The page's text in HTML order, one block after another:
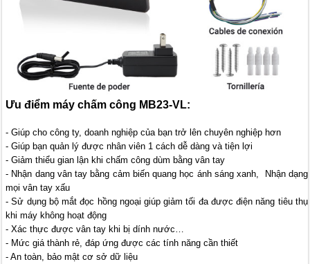
Ưu điểm máy chấm công MB23-VL:
- Giúp cho công ty, doanh nghiệp của bạn trở lên chuyên nghiệp hơn
- Giúp bạn quản lý được nhân viên 1 cách dễ dàng và tiện lợi
- Giảm thiểu gian lận khi chấm công dùm bằng vân tay
- Nhận dang vân tay bằng cảm biến quang học ánh sáng xanh, Nhận dạng
mọi vân tay xấu
- Sử dụng bộ mắt đọc hồng ngoại giúp giảm tối đa được điện năng tiêu thụ
khi máy không hoạt động
- Xác thực được vân tay khi bị dính nước…
- Mức giá thành rẻ, đáp ứng được các tính năng cần thiết
- An toàn, bảo mật cơ sở dữ liệu